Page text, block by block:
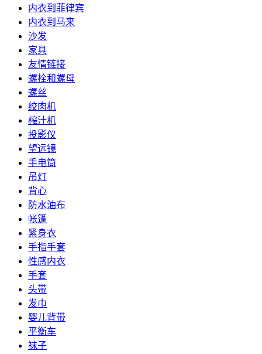
内衣到菲律宾
内衣到马来
沙发
家具
友情链接
螺栓和螺母
螺丝
绞肉机
榨汁机
投影仪
望远镜
手电筒
吊灯
背心
防水油布
帐篷
紧身衣
手指手套
性感内衣
手套
头带
发巾
婴儿背带
平衡车
袜子